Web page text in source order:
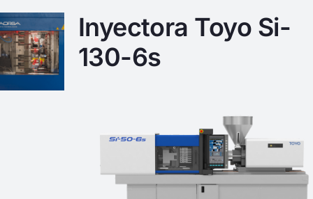
Inyectora Toyo Si-
130-6s